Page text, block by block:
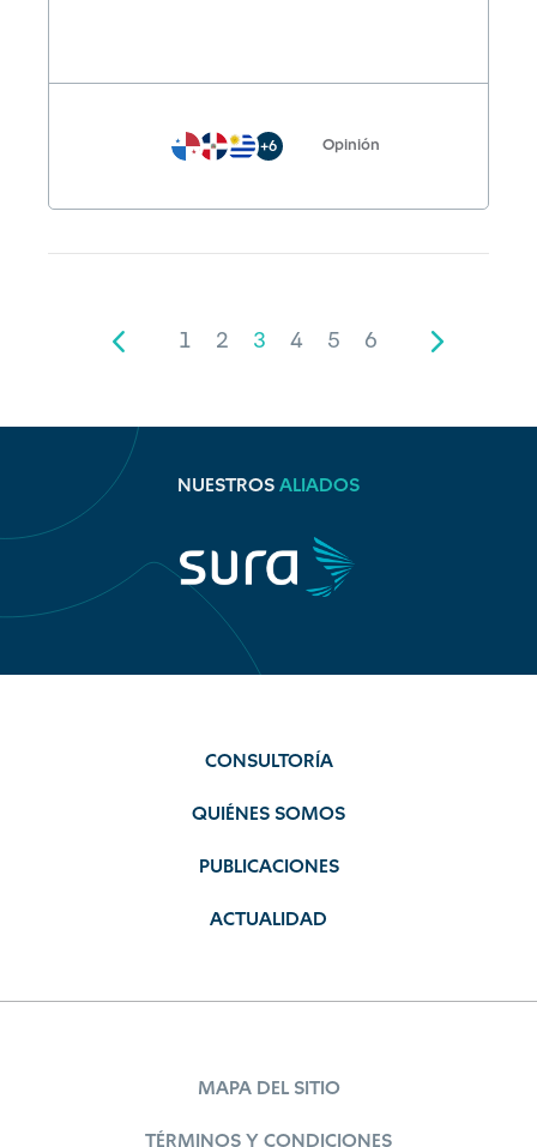
+6 Opinión
1 2 3 4 5 6
NUESTROS ALIADOS
CONSULTORÍA
QUIÉNES SOMOS
PUBLICACIONES
ACTUALIDAD
MAPA DEL SITIO
TÉRMINOS Y CONDICIONES